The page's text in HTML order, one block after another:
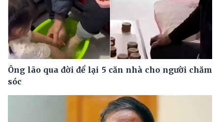
Ông lão qua đời để lại 5 căn nhà cho người chăm
sóc